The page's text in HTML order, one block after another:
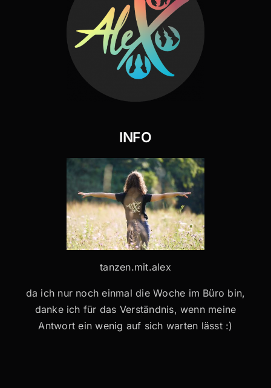
INFO
tanzen.mit.alex
da ich nur noch einmal die Woche im Büro bin,
danke ich für das Verständnis, wenn meine
Antwort ein wenig auf sich warten lässt :)